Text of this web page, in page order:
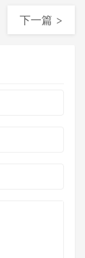
下一篇 >